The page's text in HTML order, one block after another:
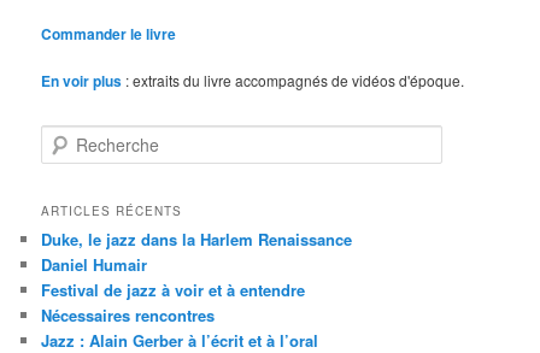
Commander le livre
En voir plus : extraits du livre accompagnés de vidéos d'époque.
e
h
r
c
h
e
ARTICLES RÉCENTS
Duke, le jazz dans la Harlem Renaissance
Daniel Humair
Festival de jazz à voir et à entendre
Nécessaires rencontres
Jazz : Alain Gerber à l’écrit et à l’oral